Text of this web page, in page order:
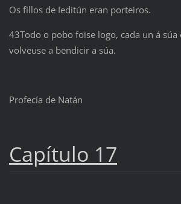
Os fillos de Ieditún eran porteiros.
43Todo o pobo foise logo, cada un á súa
volveuse a bendicir a súa.
Profecía de Natán
Capítulo 17